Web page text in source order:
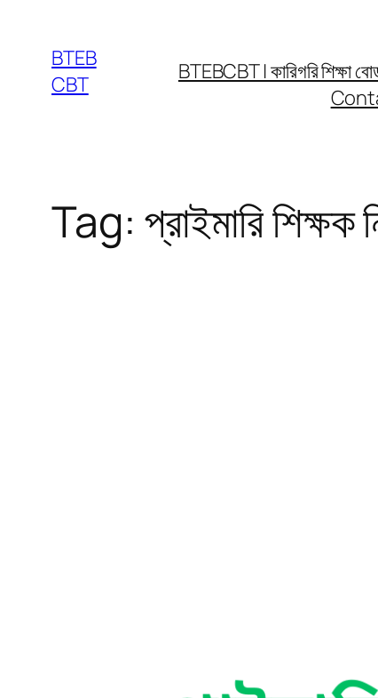
content
BTEB
CBT
BTEBCBT | কারিগরি
Tag: প্রাইমারি শিক্ষক